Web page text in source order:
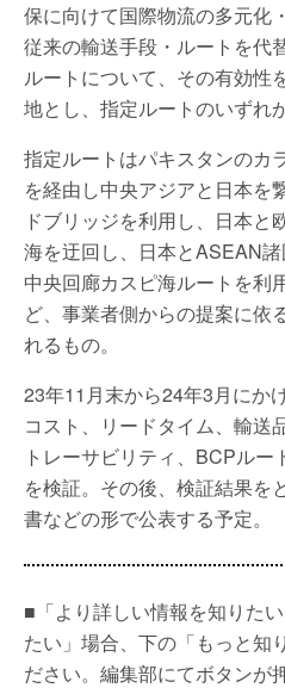
保に向けて国際物流の多元化
従来の輸送手段・ルートを代
ルートについて、その有効性
地とし、指定ルートのいずれ
指定ルートはパキスタンのカ
を経由し中央アジアと日本を
ドブリッジを利用し、日本と
海を迂回し、日本とASEAN諸
中央回廊カスピ海ルートを利
ど、事業者側からの提案に依
れるもの。
23年11月末から24年3月にか
コスト、リードタイム、輸送
トレーサビリティ、BCPル
を検証。その後、検証結果を
書などの形で公表する予定。
■「より詳しい情報を知りた
たい」場合、下の「もっと知
ださい。編集部にてボタンが